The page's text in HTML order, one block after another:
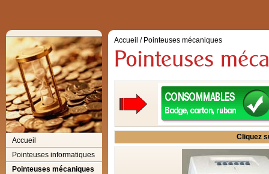
Accueil
Pointeuses informatiques
Pointeuses mécaniques
Accueil / Pointeuses mécaniques
Cliquez